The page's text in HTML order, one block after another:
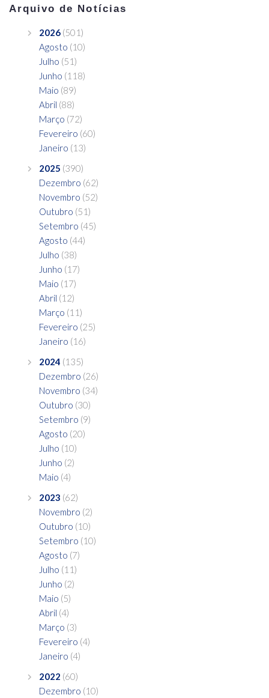
Arquivo de Notícias
2026 (501)
Agosto (10)
Julho (51)
Junho (118)
Maio (89)
Abril (88)
Março (72)
Fevereiro (60)
Janeiro (13)
2025 (390)
Dezembro (62)
Novembro (52)
Outubro (51)
Setembro (45)
Agosto (44)
Julho (38)
Junho (17)
Maio (17)
Abril (12)
Março (11)
Fevereiro (25)
Janeiro (16)
2024 (135)
Dezembro (26)
Novembro (34)
Outubro (30)
Setembro (9)
Agosto (20)
Julho (10)
Junho (2)
Maio (4)
2023 (62)
Novembro (2)
Outubro (10)
Setembro (10)
Agosto (7)
Julho (11)
Junho (2)
Maio (5)
Abril (4)
Março (3)
Fevereiro (4)
Janeiro (4)
2022 (60)
Dezembro (10)